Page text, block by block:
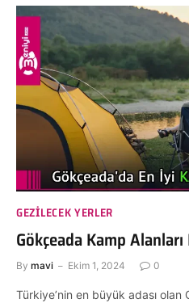
GEZILECEK YERLER
Gökçeada Kamp
By mavi Ekim 1, 2024 0
Türkiye’nin en büyük adası